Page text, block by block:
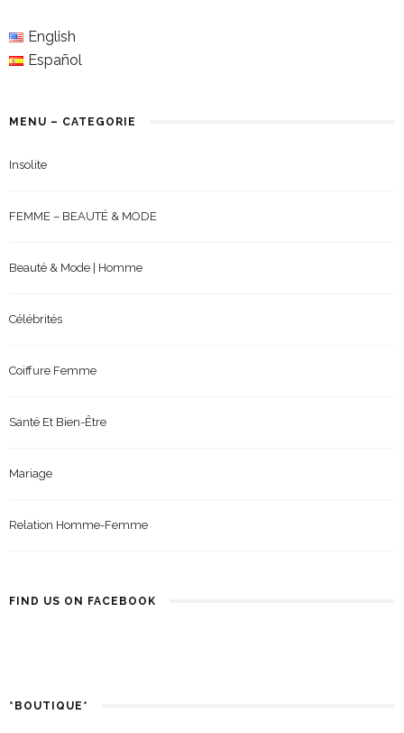
English
Español
MENU – CATEGORIE
Insolite
FEMME – BEAUTÉ & MODE
Beauté & Mode | Homme
Célébrités
Coiffure Femme
Santé Et Bien-Être
Mariage
Relation Homme-Femme
FIND US ON FACEBOOK
*BOUTIQUE*